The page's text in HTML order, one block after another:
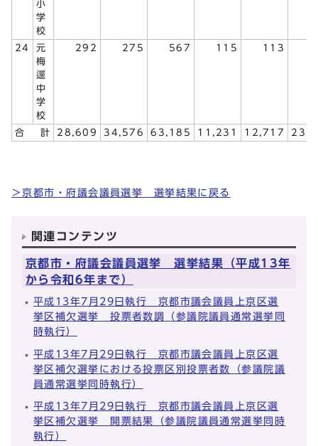
小
学
校
24
元
梅
逕
中
学
校
292 275 567 115 113
合 計 28,609 34,576 63,185 11,231 12,717
＞京都市・府議会議員選挙 選挙結果に戻る
関連コンテンツ
京都市・府議会議員選挙 選挙結果（平成13年
から令和6年まで）
平成13年7月29日執行 京都市議会議員上京区選
挙区補欠選挙 投票者数調（参議院議員通常選挙同
時執行）
平成13年7月29日執行 京都市議会議員上京区選
挙区補欠選挙における投票区別投票者数（参議院議
員通常選挙同時執行）
平成13年7月29日執行 京都市議会議員上京区選
挙区補欠選挙 開票結果（参議院議員通常選挙同時
執行）